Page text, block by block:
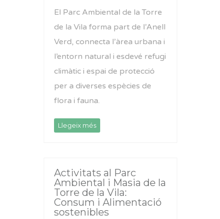
El Parc Ambiental de la Torre
de la Vila forma part de l’Anell
Verd, connecta l’àrea urbana i
l’entorn natural i esdevé refugi
climàtic i espai de protecció
per a diverses espècies de
flora i fauna.
Llegeix més
Activitats al Parc
Ambiental i Masia de la
Torre de la Vila:
Consum i Alimentació
sostenibles